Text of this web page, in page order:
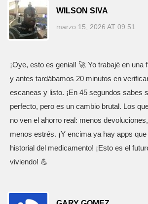
WILSON SIVA
marzo 15, 2026 AT 09:51
¡Oye, esto es genial! 🚀 Yo trabajé en una
y antes tardábamos 20 minutos en
escaneas y listo. ¡En 45 segundos sabes
perfecto, pero es un cambio brutal. Los
no ven el ahorro real: menos
menos estrés. ¡Y encima ya hay apps
historial del medicamento! ¡Esto es el
viviendo! 💪